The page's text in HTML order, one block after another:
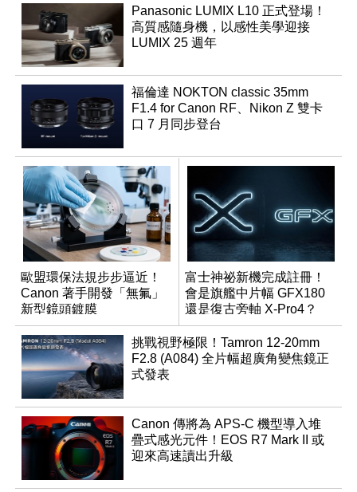
Panasonic LUMIX L10 正式登場！
高質感隨身機，以感性美學迎接
LUMIX 25 週年
福倫達 NOKTON classic 35mm
F1.4 for Canon RF、Nikon Z 雙卡
口 7 月同步登台
歐盟環保法規步步逼近！
Canon 著手開發「無氟」
新型鏡頭鍍膜
富士神祕新機完成註冊！
會是旗艦中片幅 GFX180
還是復古旁軸 X-Pro4？
挑戰視野極限！Tamron 12-20mm
F2.8 (A084) 全片幅超廣角變焦鏡正
式發表
Canon 傳將為 APS-C 機型導入堆
疊式感光元件！EOS R7 Mark II 或
迎來高速讀出升級